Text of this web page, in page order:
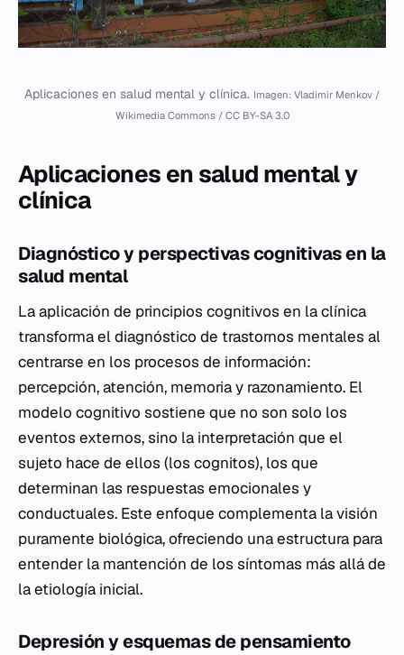
Aplicaciones en salud mental y clínica. Imagen: Vladimir Menkov /
Wikimedia Commons / CC BY-SA 3.0
Aplicaciones en salud mental y
clínica
Diagnóstico y perspectivas cognitivas en la
salud mental
La aplicación de principios cognitivos en la clínica
transforma el diagnóstico de trastornos mentales al
centrarse en los procesos de información:
percepción, atención, memoria y razonamiento. El
modelo cognitivo sostiene que no son solo los
eventos externos, sino la interpretación que el
sujeto hace de ellos (los cognitos), los que
determinan las respuestas emocionales y
conductuales. Este enfoque complementa la visión
puramente biológica, ofreciendo una estructura para
entender la mantención de los síntomas más allá de
la etiología inicial.
Depresión y esquemas de pensamiento